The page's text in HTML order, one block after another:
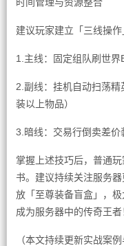
建议玩家建立「三线操作
1.主线：固定组队刷世界
2.副线：挂机自动扫荡
装以上物品）
3.暗线：交易行倒卖差价
掌握上述技巧后，普通
书。建议持续关注服务
放「至尊装备盲盒」，极
成为服务器中的传奇王者
（本文持续更新实战案